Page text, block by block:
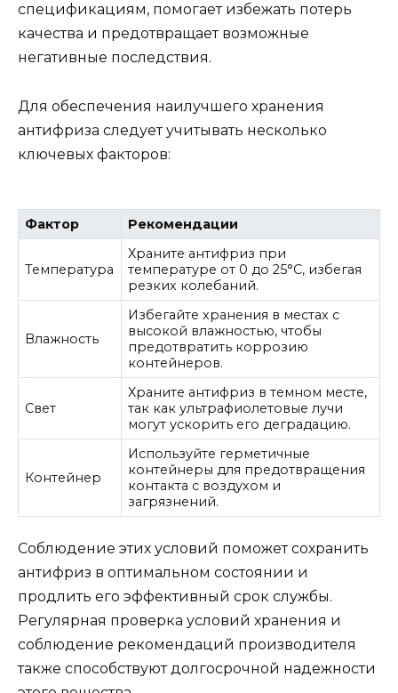
спецификациям, помогает избежать потерь
качества и предотвращает возможные
негативные последствия.
Для обеспечения наилучшего хранения
антифриза следует учитывать несколько
ключевых факторов:
Фактор Рекомендации
Температура
Храните антифриз при
температуре от 0 до 25°C, избегая
резких колебаний.
Влажность
Избегайте хранения в местах с
высокой влажностью, чтобы
предотвратить коррозию
контейнеров.
Свет
Храните антифриз в темном месте,
так как ультрафиолетовые лучи
могут ускорить его деградацию.
Контейнер
Используйте герметичные
контейнеры для предотвращения
контакта с воздухом и
загрязнений.
Соблюдение этих условий поможет сохранить
антифриз в оптимальном состоянии и
продлить его эффективный срок службы.
Регулярная проверка условий хранения и
соблюдение рекомендаций производителя
также способствуют долгосрочной надежности